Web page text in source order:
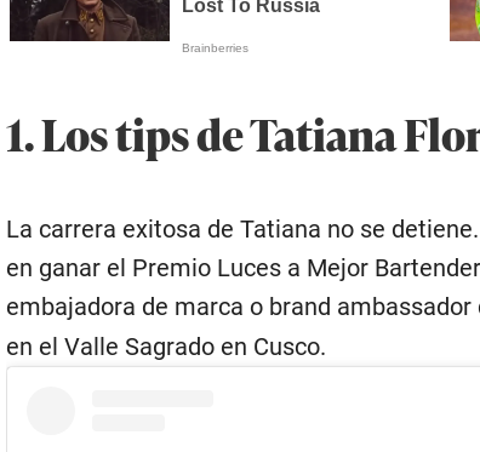
1. Los tips de Tatiana
La carrera exitosa de Tatiana no se
en ganar el Premio Luces a Mejor
embajadora de marca o brand ambassador
en el Valle Sagrado en Cusco.